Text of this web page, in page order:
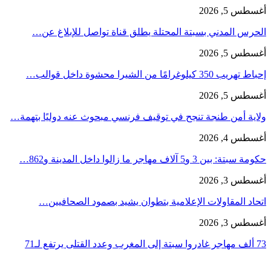
أغسطس 5, 2026
الحرس المدني بسبتة المحتلة يطلق قناة تواصل للإبلاغ عن…
أغسطس 5, 2026
إحباط تهريب 350 كيلوغرامًا من الشيرا محشوة داخل قوالب…
أغسطس 5, 2026
ولاية أمن طنجة تنجح في توقيف فرنسي مبحوث عنه دوليًا بتهمة…
أغسطس 4, 2026
حكومة سبتة: بين 3 و5 آلاف مهاجر ما زالوا داخل المدينة و862…
أغسطس 3, 2026
اتحاد المقاولات الإعلامية بتطوان يشيد بصمود الصحافيين…
أغسطس 3, 2026
73 ألف مهاجر غادروا سبتة إلى المغرب وعدد القتلى يرتفع لـ71